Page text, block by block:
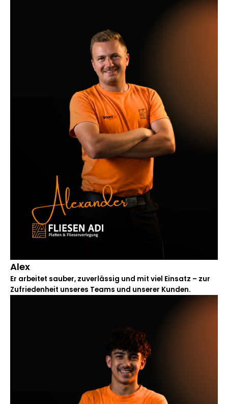
Alex
Er arbeitet sauber, zuverlässig und mit viel Einsatz – zur
Zufriedenheit unseres Teams und unserer Kunden.